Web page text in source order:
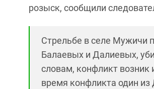
розыск, сообщили
Стрельбе в селе Мужичи
Балаевых и Далиевых,
словам, конфликт возник
время конфликта один из